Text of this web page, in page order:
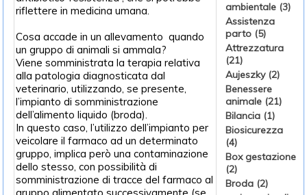
riflettere in medicina umana.
Cosa accade in un allevamento quando
un gruppo di animali si ammala?
Viene somministrata la terapia relativa
alla patologia diagnosticata dal
veterinario, utilizzando, se presente,
l’impianto di somministrazione
dell’alimento liquido (broda).
In questo caso, l’utilizzo dell’impianto per
veicolare il farmaco ad un determinato
gruppo, implica però una contaminazione
dello stesso, con possibilità di
somministrazione di tracce del farmaco al
ambientale (3)
Assistenza
parto (5)
Attrezzatura
(21)
Aujeszky (2)
Benessere
animale (21)
Bilancia (1)
Biosicurezza
(4)
Box gestazione
(2)
Broda (2)